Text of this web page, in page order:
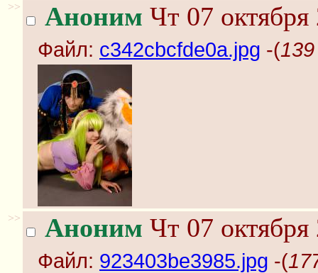
>> Аноним Чт 07
Файл: c342cbcfde0a.jpg -(
>> Аноним Чт 07
Файл: 923403be3985.jpg -(